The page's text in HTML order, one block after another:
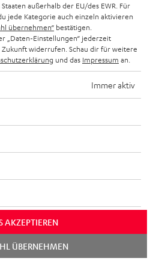
liefert Teufel einen sehr guten
Lautsprecher“
Mehr...
besser klingenden Mini-
den Teufel Bamster Pro“
außerhalb der EU/des EWR. Für
jede Kategorie auch einzeln aktivieren
übernehmen“ bestätigen.
„Daten-Einstellungen“ jederzeit
widerrufen. Schau dir für weitere
und das Impressum an.
Immer aktiv
AKZEPTIEREN
ÜBERNEHMEN